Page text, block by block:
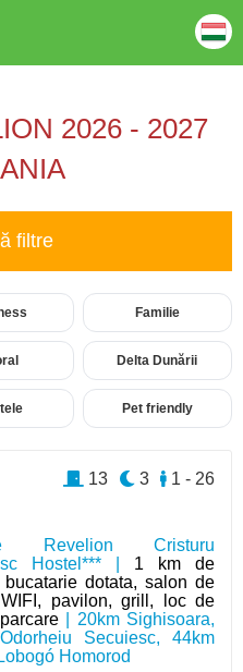
2026 - 2027
filtre
Familie
Delta Dunării
Pet friendly
Revelion Cristuru
Hostel*** | 1 km de
bucatarie dotata, salon de
pavilon, grill, loc de
| 20km Sighisoara,
Secuiesc, 44km
Homorod
1 - 26
3
13